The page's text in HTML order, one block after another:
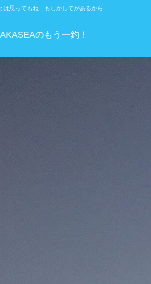
は思ってもね…もしかしてがあるから…
のもう一釣！